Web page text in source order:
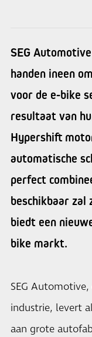
SEG
handen ineen
voor de e-bike
resultaat van
Hypershift
automatische
perfect
beschikbaar zal
biedt een
bike markt.
SEG
industrie, levert
aan grote